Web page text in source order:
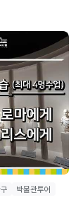
박물관투어